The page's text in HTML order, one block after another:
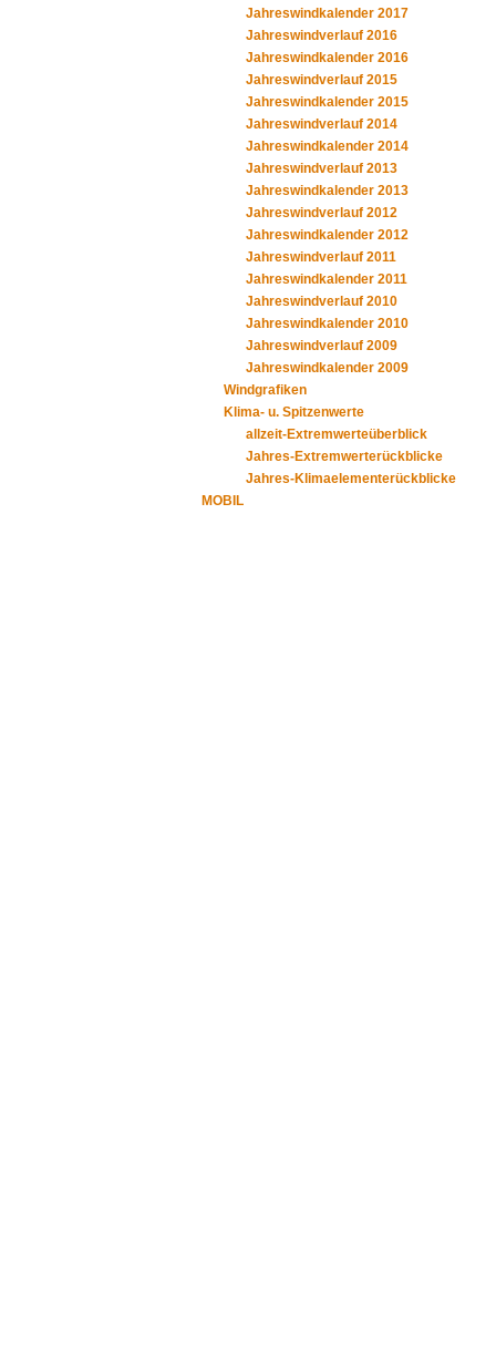
Jahreswindkalender 2017
Jahreswindverlauf 2016
Jahreswindkalender 2016
Jahreswindverlauf 2015
Jahreswindkalender 2015
Jahreswindverlauf 2014
Jahreswindkalender 2014
Jahreswindverlauf 2013
Jahreswindkalender 2013
Jahreswindverlauf 2012
Jahreswindkalender 2012
Jahreswindverlauf 2011
Jahreswindkalender 2011
Jahreswindverlauf 2010
Jahreswindkalender 2010
Jahreswindverlauf 2009
Jahreswindkalender 2009
Windgrafiken
Klima- u. Spitzenwerte
allzeit-Extremwerteüberblick
Jahres-Extremwerterückblicke
Jahres-Klimaelementerückblicke
MOBIL